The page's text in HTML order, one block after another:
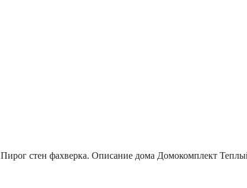
Пирог стен фахверка. Описание дома Домокомплект